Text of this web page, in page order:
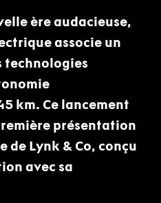
ère audacieuse,
associe un
technologies
km. Ce lancement
présentation
de Lynk & Co, conçu
avec sa